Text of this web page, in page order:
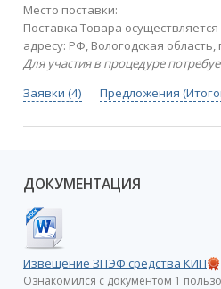
Место поставки:
Поставка Товара
адресу: РФ, Вологодская
Для участия в процедуре
Заявки (4)
Предложения
ДОКУМЕНТАЦИЯ
Извещение ЗПЭФ средства КИП
Ознакомился с документом 1